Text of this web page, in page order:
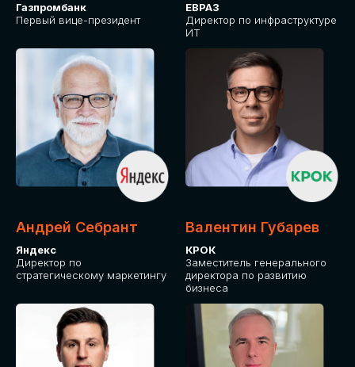
Газпромбанк
Первый вице-президент
ЕВРАЗ
Директор по инфраструктуре
ИТ
Андрей Себрант
Яндекс
Директор по
стратегическому маркетингу
Валентин Губарев
КРОК
Заместитель генерального
директора по развитию
бизнеса